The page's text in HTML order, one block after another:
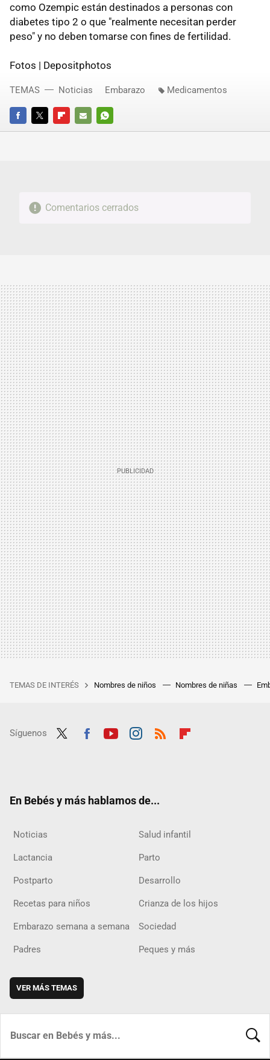
como Ozempic están destinados a personas con
diabetes tipo 2 o que "realmente necesitan perder
peso" y no deben tomarse con fines de fertilidad.
Fotos | Depositphotos
FACEBOOKTWITTERFLIPBOARD
E-
WHATSAPP
TEMAS Noticias Embarazo Medicamentos
Comentarios cerrados
TEMAS DE INTERÉS Nombres de niños Nombres de niñas
Síguenos
En Bebés y más hablamos de...
Noticias Salud infantil
Lactancia Parto
Postparto Desarrollo
Recetas para niños Crianza de los hijos
Embarazo semana a semana Sociedad
Padres Peques y más
VER MÁS TEMAS